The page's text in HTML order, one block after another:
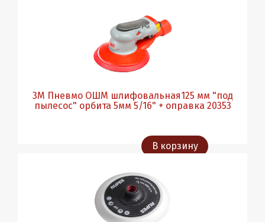
3М Пневмо ОШМ шлифовальная125 мм "под
пылесос" орбита 5мм 5/16" + оправка 20353
В корзину